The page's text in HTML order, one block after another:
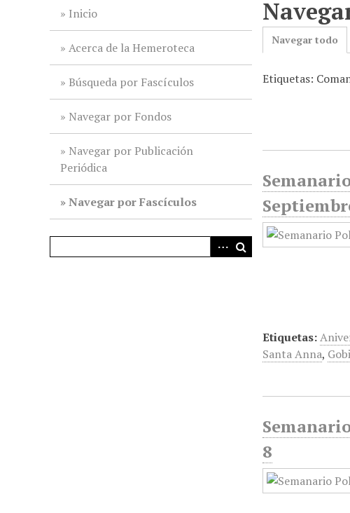
Inicio
Acerca de la Hemeroteca
Búsqueda por Fascículos
Navegar por Fondos
Navegar por Publicación
Periódica
Navegar por Fascículos
Navegar todo
Etiquetas:
Etiquetas:
Santa Anna,
8